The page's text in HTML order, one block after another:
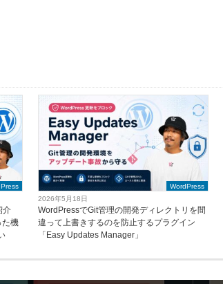
介
た機
WordPress
2026年5月18日
WordPressでGit管理の開発ディレクトリを間
違って上書きするのを防止するプラグイン
「Easy Updates Manager」